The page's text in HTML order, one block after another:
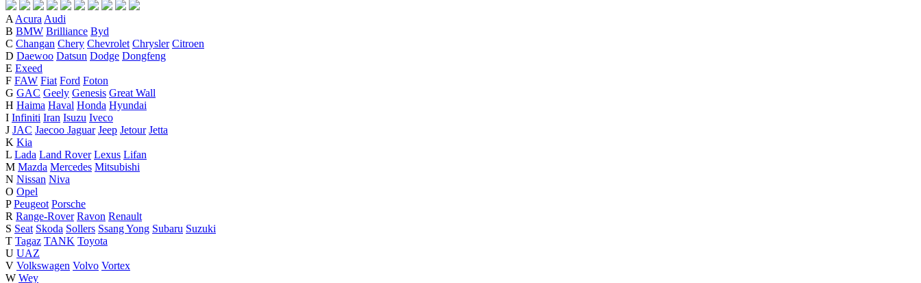
AAcuraAudi
B BMW Brilliance Byd
C Changan Chery Chevrolet Chrysler Citroen
D Daewoo Datsun Dodge Dongfeng
E Exeed
F FAW Fiat Ford Foton
G GAC Geely Genesis Great Wall
H Haima Haval Honda Hyundai
I Infiniti Iran Isuzu Iveco
J JAC Jaecoo Jaguar Jeep Jetour Jetta
K Kia
L Lada Land Rover Lexus Lifan
M Mazda Mercedes Mitsubishi
N Nissan Niva
O Opel
P Peugeot Porsche
R Range-Rover Ravon Renault
S Seat Skoda Sollers Ssang Yong Subaru Suzuki
T Tagaz TANK Toyota
U UAZ
V Volkswagen Volvo Vortex
W Wey